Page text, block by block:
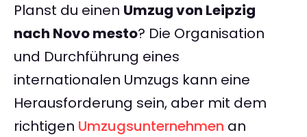
Planst du einen Umzug von Leipzig
nach Novo mesto? Die Organisation
und Durchführung eines
internationalen Umzugs kann eine
Herausforderung sein, aber mit dem
richtigen Umzugsunternehmen an